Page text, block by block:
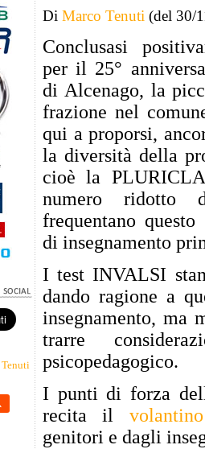
Di Marco Tenuti (del 30/
Conclusasi
per il 25°
di Alcenago, la
frazione nel
qui a proporsi,
la diversità della
cioè la
numero ridotto
frequentano
di insegnamento
I test INVALSI
dando ragione a
insegnamento, ma
trarre
psicopedagogico.
I punti di forza
recita il volantino
genitori e dagli